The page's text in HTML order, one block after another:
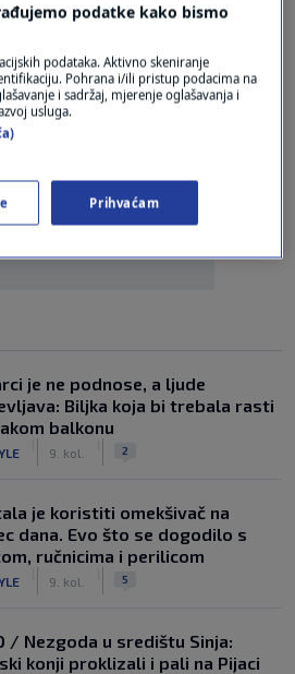
je ne podnose, a ljude
Biljka koja bi trebala rasti
balkonu
9. kol. 2
je koristiti omekšivač na
dana. Evo što se dogodilo s
ručnicima i perilicom
9. kol. 5
/ Nezgoda u središtu Sinja:
konji proklizali i pali na Pijaci
podatke kako bismo
podataka. Aktivno skeniranje
Pohrana i/ili pristup podacima na
i sadržaj, mjerenje oglašavanja i
usluga.
Prihvaćam